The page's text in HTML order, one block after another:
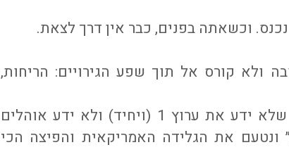
וכשאתה בפנים, כבר אין דרך לצאת.
ולא קורס אל תוך שפע הגירויים: הריחות,
כמו מקדש (לא מעט בכלל) של דור חדש, שלא ידע את ערוץ 1 (ויחיד) ולא ידע אוהלים
את הגלידה האמריקאית והפיצה הכי